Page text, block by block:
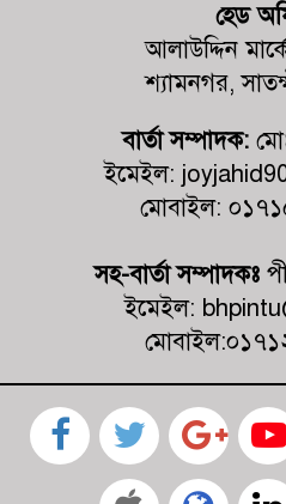
দেবহাটায়
গনঅভ্যুত্থান
সভা অনুষ্ঠিত
দেবহাটায়
উপলক্ষে
উপলক্ষে
ও বিক্ষোভ
হেড
আলাউদ্দিন
শ্যামনগর,
বার্তা সম্পাদক:
ইমেইল:
মোবাইল:
সহ-বার্তা সম্পাদকঃ
ইমেইল: